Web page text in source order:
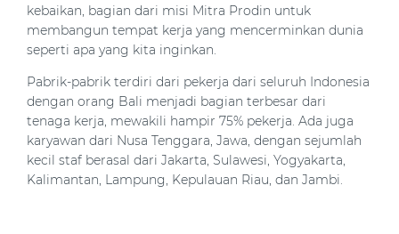
kebaikan, bagian dari misi Mitra Prodin untuk
membangun tempat kerja yang mencerminkan dunia
seperti apa yang kita inginkan.
Pabrik-pabrik terdiri dari pekerja dari seluruh Indonesia
dengan orang Bali menjadi bagian terbesar dari
tenaga kerja, mewakili hampir 75% pekerja. Ada juga
karyawan dari Nusa Tenggara, Jawa, dengan sejumlah
kecil staf berasal dari Jakarta, Sulawesi, Yogyakarta,
Kalimantan, Lampung, Kepulauan Riau, dan Jambi.